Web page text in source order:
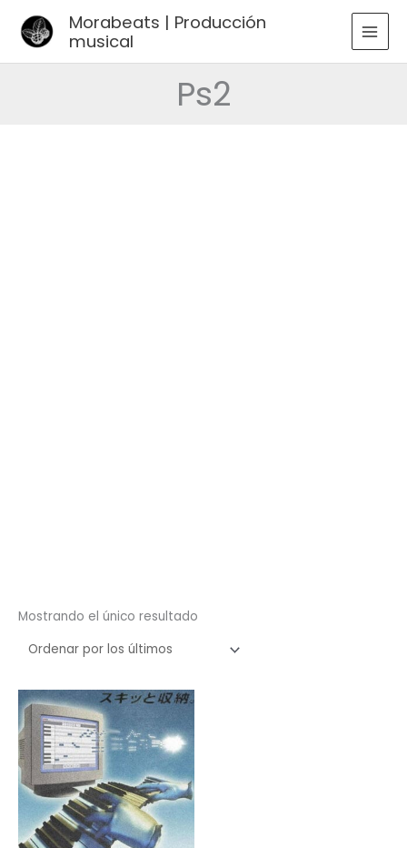
Morabeats | Producción
musical
Ps2
Mostrando el único resultado